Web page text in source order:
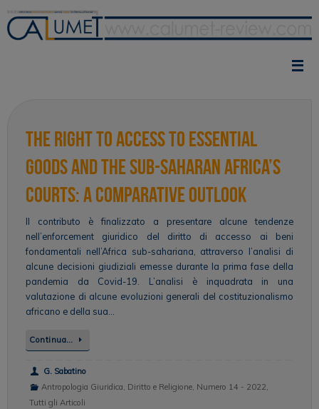
contenuto
The right to access to essential
goods and the sub-Saharan Africa’s
courts: A comparative outlook
Il contributo è finalizzato a presentare alcune tendenze
nell’enforcement giuridico del diritto di accesso ai beni
fondamentali nell’Africa sub-sahariana, attraverso l’analisi di
alcune decisioni giudiziali emesse durante la prima fase della
pandemia da Covid-19. L’analisi è inquadrata in una
valutazione di alcune evoluzioni generali del costituzionalismo
africano e della sua…
Continua…
G. Sabatino
Antropologia Giuridica, Diritto e Religione, Numero 14 - 2022,
Tutti gli Articoli